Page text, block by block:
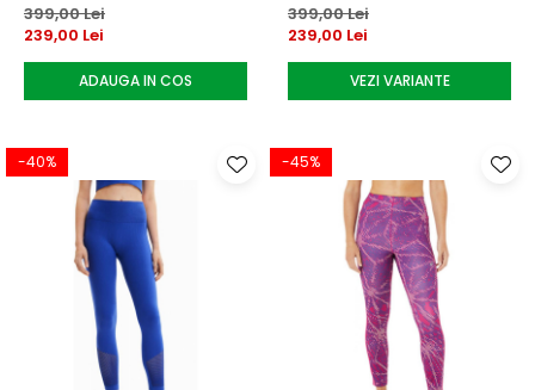
399,00 Lei
239,00 Lei
ADAUGA IN COS
399,00 Lei
239,00 Lei
VEZI VARIANTE
-40% -45%